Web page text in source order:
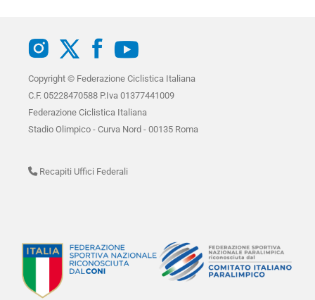
Copyright © Federazione Ciclistica Italiana
C.F. 05228470588 P.Iva 01377441009
Federazione Ciclistica Italiana
Stadio Olimpico - Curva Nord - 00135 Roma
Recapiti Uffici Federali